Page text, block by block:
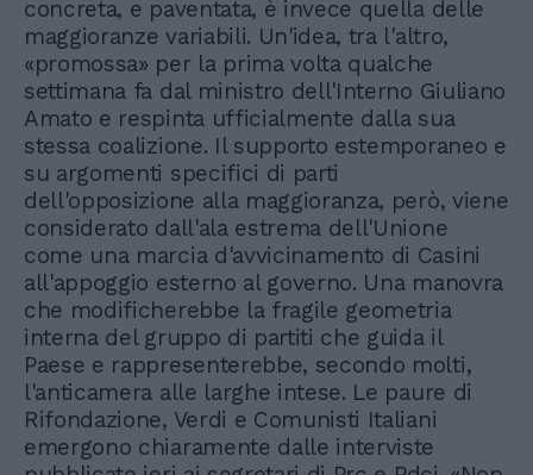
concreta, e paventata, è invece quella delle
maggioranze variabili. Un'idea, tra l'altro,
«promossa» per la prima volta qualche
settimana fa dal ministro dell'Interno Giuliano
Amato e respinta ufficialmente dalla sua
stessa coalizione. Il supporto estemporaneo e
su argomenti specifici di parti
dell'opposizione alla maggioranza, però, viene
considerato dall'ala estrema dell'Unione
come una marcia d'avvicinamento di Casini
all'appoggio esterno al governo. Una manovra
che modificherebbe la fragile geometria
interna del gruppo di partiti che guida il
Paese e rappresenterebbe, secondo molti,
l'anticamera alle larghe intese. Le paure di
Rifondazione, Verdi e Comunisti Italiani
emergono chiaramente dalle interviste